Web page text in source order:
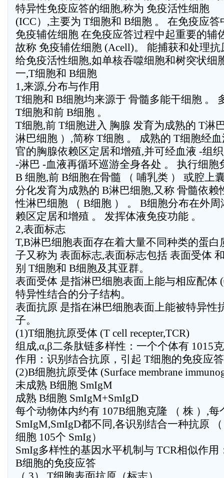
特异性免疫应答的细胞,称为 免疫活性细胞
(ICC）,主要为 T细胞和 B细胞 。 在免疫应
免疫辅佐细胞 在免疫应答过程中起重要的辅
故称 免疫辅佐细胞 (Acell)。 能捕获和处理
给免疫活性细胞,如单核吞噬细胞和树突状细
一,T细胞和 B细胞
1,来源,分布与作用
T细胞和 B细胞均来源于 骨髓多能干细胞 。
T细胞和前 B细胞 。
T细胞,前 T细胞进入 胸腺 发育为成熟的 T淋
淋巴细胞 ）,简称 T细胞 。 成熟的 T细胞经
官的胸腺依赖区定居和增殖,并可经血液 -组织
-淋巴 -血液再循环巡游全身各处 。 执行细胞
B 细胞,前 B细胞在骨髓 （ 哺乳类 ） 或腔上
分化发育为成熟的 B淋巴细胞,又称 骨髓依赖
性淋巴细胞 （ B细胞 ） 。 B细胞分布在外
赖区定居和增殖 。 发挥体液免疫功能 。
2,表面标志
T,B淋巴细胞表面存在着大量不同种类的蛋
子又称为 表面标志,表面标志包括 表面受体
别 T细胞和 B细胞及其亚群。
表面受体 是指淋巴细胞表面上能与相应配体
特异性结合的分子结构。
表面抗原 是指在淋巴细胞表面上能被特异性
子。
(1)T细胞抗原受体 (T cell recepter,TCR)
组成,α,β二条肽链多样性：一个个体有 1015
作用：识别结合抗原，引起 T细胞的免疫应
(2)B细胞抗原受体 (Surface membrane
未成熟 B细胞 SmIgM
成熟 B细胞 SmIgM+SmIgD
每个动物体内约有 107B细胞克隆 （ 株 ）,每
SmIgM,SmIgD都不同,各识别结合一种抗原
细胞 105个 SmIg）
SmIg多样性的基因水平机制与 TCR相似作
B细胞的免疫应答